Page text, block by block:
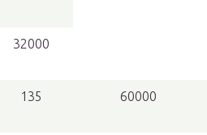
32000
135 60000